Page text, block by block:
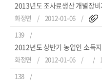
2013년도 조사료생산 개별장
화정면 2012-01-06
139
2012년도 상반기 농업인 소득
화정면 2012-01-06
138